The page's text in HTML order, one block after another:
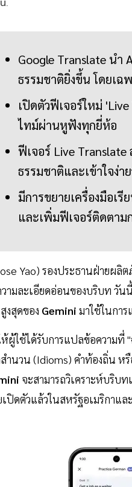
.
Google Translate นำ
ธรรมชาติยิ่งขึ้น โดยเ
เปิดตัวฟีเจอร์ใหม่
ไทม์ผ่านหูฟังทุกยี่ห้อ
ฟีเจอร์ Live
ธรรมชาติและเข้าใจง่า
มีการขยายเครื่องมือเ
และเพิ่มฟีเจอร์ติดตาม
Yao) รองประธานฝ่ายผลิ
ามละเอียดอ่อนของบริบท วันนี้
งสุดของ Gemini มาใช้ในกา
ผู้ใช้ได้รับการแปลข้อความที่
ำนวน (Idioms) คำท้องถิ่น
จะสามารถวิเคราะห์บริบ
ปิดตัวแล้วในสหรัฐอเมริกาแล